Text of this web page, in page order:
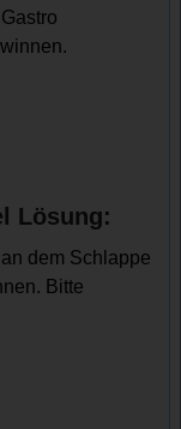
Lösung:
dem Schlappe
Bitte